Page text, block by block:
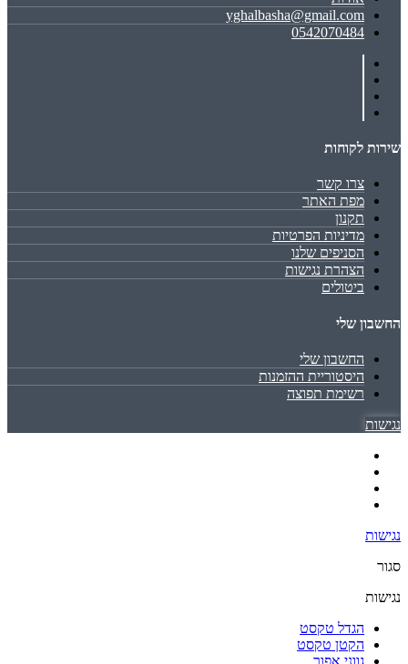
yghalbasha@gmail.com
0542070484
שירות לקוחות
צרו קשר
מפת האתר
תקנון
מדיניות הפרטיות
הסניפים שלנו
הצהרת נגישות
ביטולים
החשבון שלי
החשבון שלי
היסטוריית ההזמנות
רשימת תפוצה
נגישות
נגישות
סגור
נגישות
הגדל טקסט
הקטן טקסט
גווני אפור